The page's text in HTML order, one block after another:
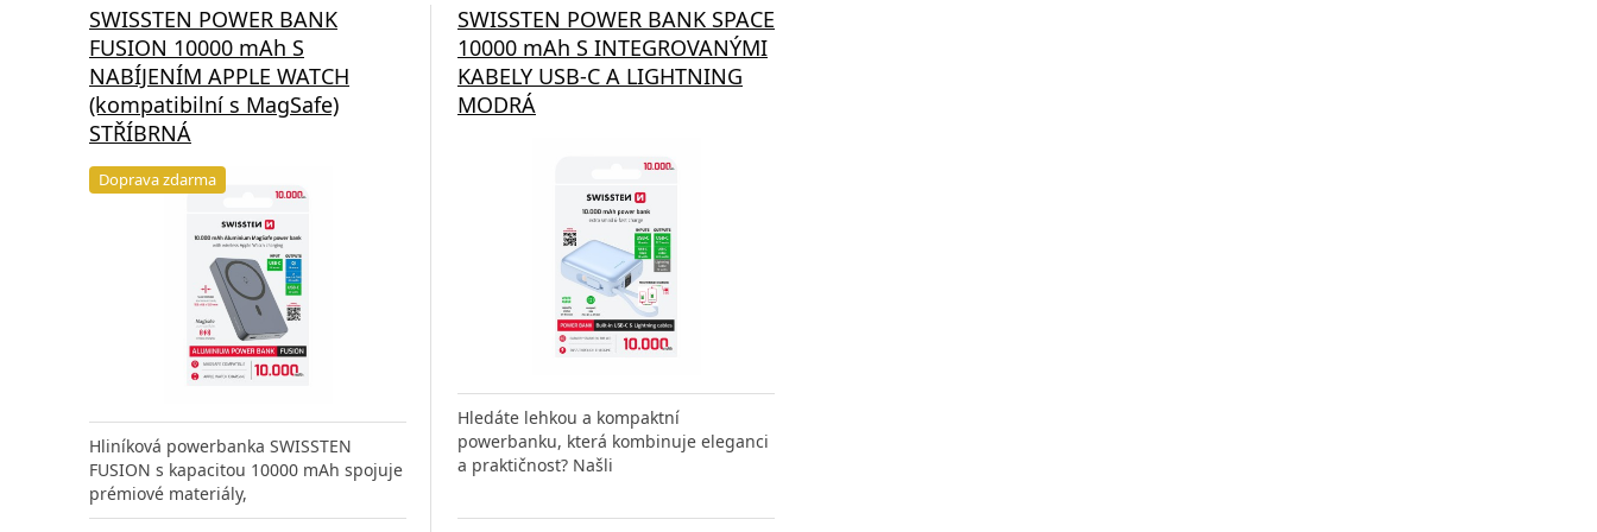
SWISSTEN POWER BANK
FUSION 10000 mAh S
NABÍJENÍM APPLE WATCH
(kompatibilní s MagSafe)
STŘÍBRNÁ
Doprava zdarma
Hliníková powerbanka SWISSTEN
FUSION s kapacitou 10000 mAh spojuje
prémiové materiály,
SWISSTEN POWER BANK SPACE
10000 mAh S INTEGROVANÝMI
KABELY USB-C A LIGHTNING
MODRÁ
Hledáte lehkou a kompaktní
powerbanku, která kombinuje eleganci
a praktičnost? Našli